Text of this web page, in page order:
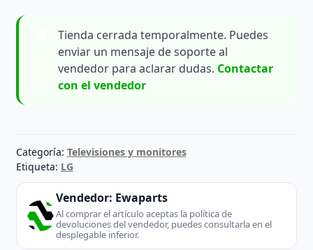
Tienda cerrada temporalmente. Puedes
enviar un mensaje de soporte al
vendedor para aclarar dudas. Contactar
con el vendedor
Categoría: Televisiones y monitores
Etiqueta: LG
Vendedor: Ewaparts
Al comprar el artículo aceptas la política de
devoluciones del vendedor, puedes consultarla en el
desplegable inferior.